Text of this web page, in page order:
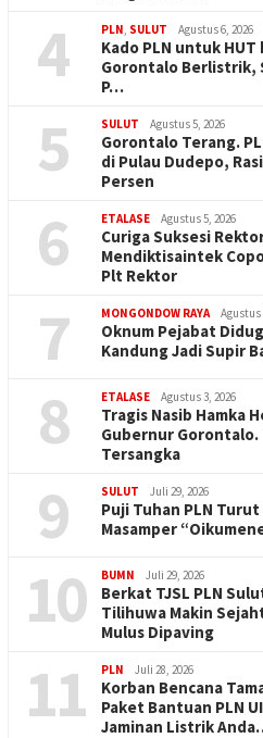
4 PLN, SULUT Agustus 6, 2026
Kado PLN untuk HUT
Gorontalo Berlistrik,
P…
5 SULUT Agustus 5, 2026
Gorontalo Terang.
di Pulau Dudepo,
Persen
6 ETALASE Agustus 5, 2026
Curiga Suksesi
Mendiktisaintek
Plt Rektor
7 MONGONDOW RAYA Agustus
Oknum Pejabat
Kandung Jadi Supir
8 ETALASE Agustus 3, 2026
Tragis Nasib Hamka
Gubernur Gorontalo.
Tersangka
9 SULUT Juli 29, 2026
Puji Tuhan PLN
Masamper
10 BUMN Juli 29, 2026
Berkat TJSL PLN
Tilihuwa Makin
Mulus Dipaving
11 PLN Juli 28, 2026
Korban Bencana
Paket Bantuan PLN
Jaminan Listrik